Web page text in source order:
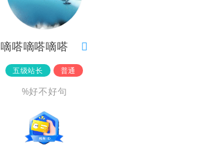
嘀嗒嘀嗒嘀嗒
五级站长 普通
%好不好句